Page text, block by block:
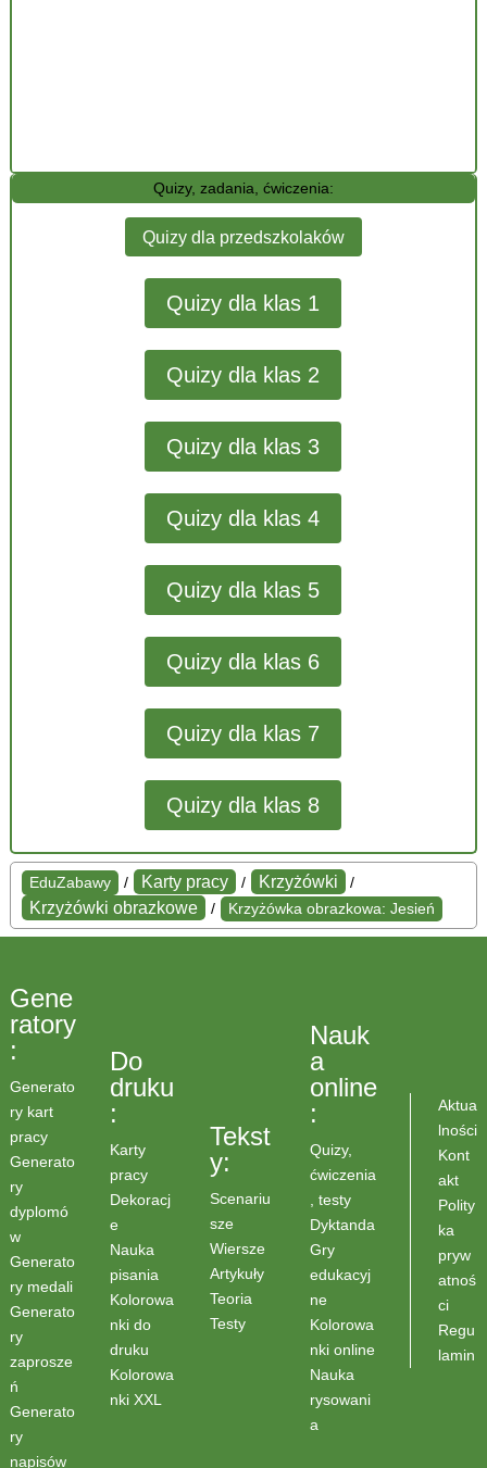
Quizy, zadania, ćwiczenia:
Quizy dla przedszkolaków
Quizy dla klas 1
Quizy dla klas 2
Quizy dla klas 3
Quizy dla klas 4
Quizy dla klas 5
Quizy dla klas 6
Quizy dla klas 7
Quizy dla klas 8
EduZabawy / Karty pracy / Krzyżówki /
Krzyżówki obrazkowe / Krzyżówka obrazkowa: Jesień
Gene
ratory
:
Generato
ry kart
pracy
Generato
ry
dyplomó
w
Generato
ry medali
Generato
ry
zaprosze
ń
Generato
ry
napisów
Do
druku
:
Karty
pracy
Dekoracj
e
Nauka
pisania
Kolorowa
nki do
druku
Kolorowa
nki XXL
Tekst
y:
Scenariu
sze
Wiersze
Artykuły
Teoria
Testy
Nauk
a
online
:
Quizy,
ćwiczenia
, testy
Dyktanda
Gry
edukacyj
ne
Kolorowa
nki online
Nauka
rysowani
a
Aktua
lności
Kont
akt
Polity
ka
pryw
atnoś
ci
Regu
lamin